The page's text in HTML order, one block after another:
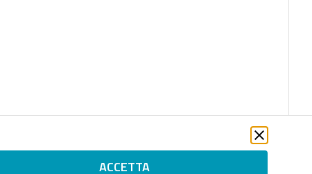
ACCETTA